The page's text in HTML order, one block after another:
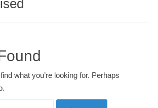
what you’re looking for. Perhaps